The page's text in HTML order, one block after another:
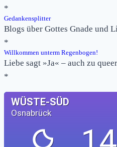
*
Gedankensplitter
Blogs über Gottes Gnade und
*
Willkommen unterm Regenbogen!
Liebe sagt »Ja« – auch zu
*